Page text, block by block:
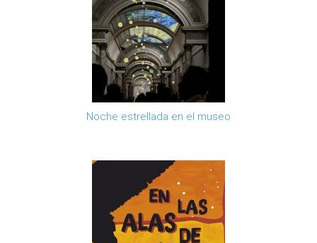
Noche estrellada en el museo